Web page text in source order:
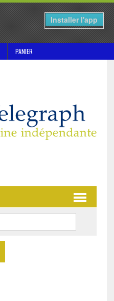
Installer l'app
PANIER